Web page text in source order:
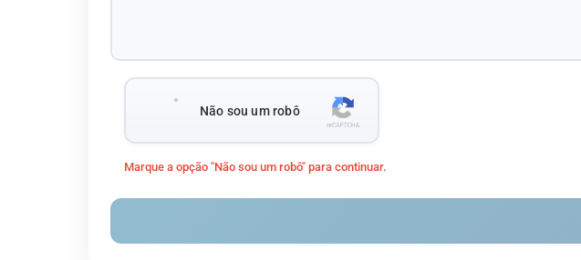
Não sou um robô
Marque a opção "Não sou um robô" para continuar.